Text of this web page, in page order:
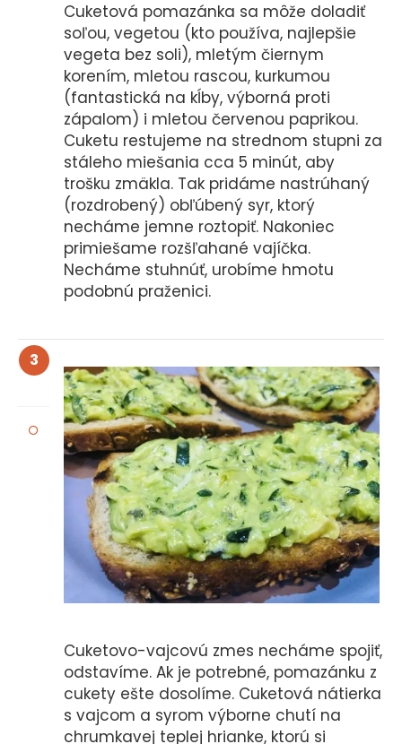
Cuketová pomazánka sa môže doladiť
soľou, vegetou (kto používa, najlepšie
vegeta bez soli), mletým čiernym
korením, mletou rascou, kurkumou
(fantastická na kĺby, výborná proti
zápalom) i mletou červenou paprikou.
Cuketu restujeme na strednom stupni za
stáleho miešania cca 5 minút, aby
trošku zmäkla. Tak pridáme nastrúhaný
(rozdrobený) obľúbený syr, ktorý
necháme jemne roztopiť. Nakoniec
primiešame rozšľahané vajíčka.
Necháme stuhnúť, urobíme hmotu
podobnú praženici.
3
Cuketovo-vajcovú zmes necháme spojiť,
odstavíme. Ak je potrebné, pomazánku z
cukety ešte dosolíme. Cuketová nátierka
s vajcom a syrom výborne chutí na
chrumkavej teplej hrianke, ktorú si